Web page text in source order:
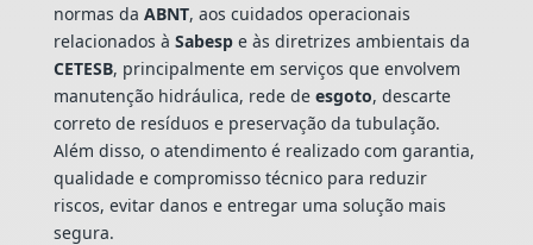
normas da ABNT, aos cuidados operacionais
relacionados à Sabespe às diretrizes ambientais da
CETESB, principalmente em serviços que envolvem
manutenção hidráulica, rede de esgoto, descarte
correto de resíduos e preservação da tubulação.
Além disso, o atendimento é realizado com garantia,
qualidade e compromisso técnico para reduzir
riscos, evitar danos e entregar uma solução mais
segura.